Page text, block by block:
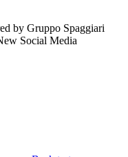
by Gruppo Spaggiari
Social Media